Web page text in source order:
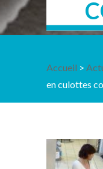
Accueil >
en culottes